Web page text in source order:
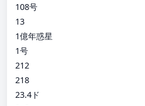
108号
13
1億年惑星
1号
212
218
23.4ド